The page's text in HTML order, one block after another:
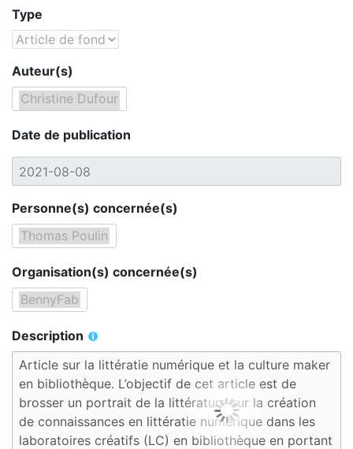
Type
Auteur(s)
Date de publication
Personne(s) concernée(s)
Organisation(s) concernée(s)
Description